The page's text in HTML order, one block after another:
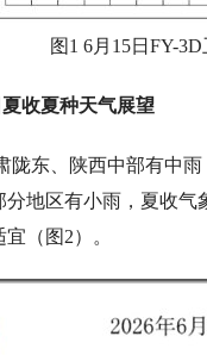
图1 6月15日FY-
收夏种天气展望
陇东、陕西中部有中
地区有小雨，夏收
（图2）。